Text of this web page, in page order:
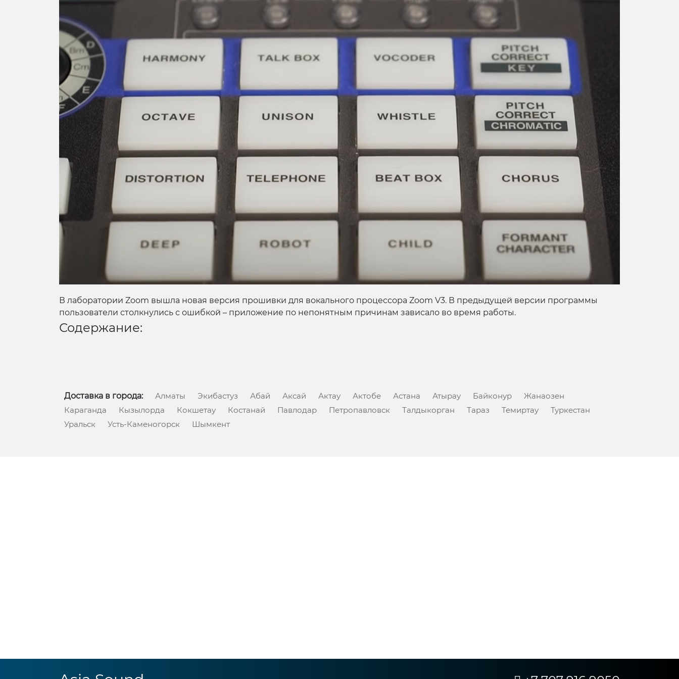
В лаборатории Zoom вышла новая версия прошивки для вокального процессора Zoom V3. В предыдущей версии программы
пользователи столкнулись с ошибкой – приложение по непонятным причинам зависало во время работы.
Содержание:
Доставка в города: Алматы Экибастуз Абай Аксай Актау Актобе Астана Атырау Байконур
Жанаозен
Караганда
Кызылорда Кокшетау Костанай Павлодар Петропавловск Талдыкорган Тараз Темиртау
Туркестан
Уральск
Усть-Каменогорск Шымкент